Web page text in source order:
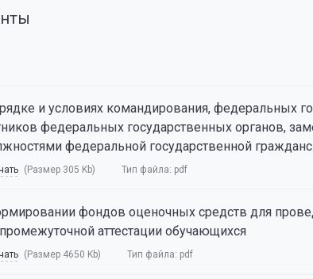
и условиях командирования, федеральных
федеральных государственных органов,
федеральной государственной
(Размер 305 Kb) Тип файла: pdf
фондов оценочных средств для
аттестации обучающихся
(Размер 4650 Kb) Тип файла: pdf